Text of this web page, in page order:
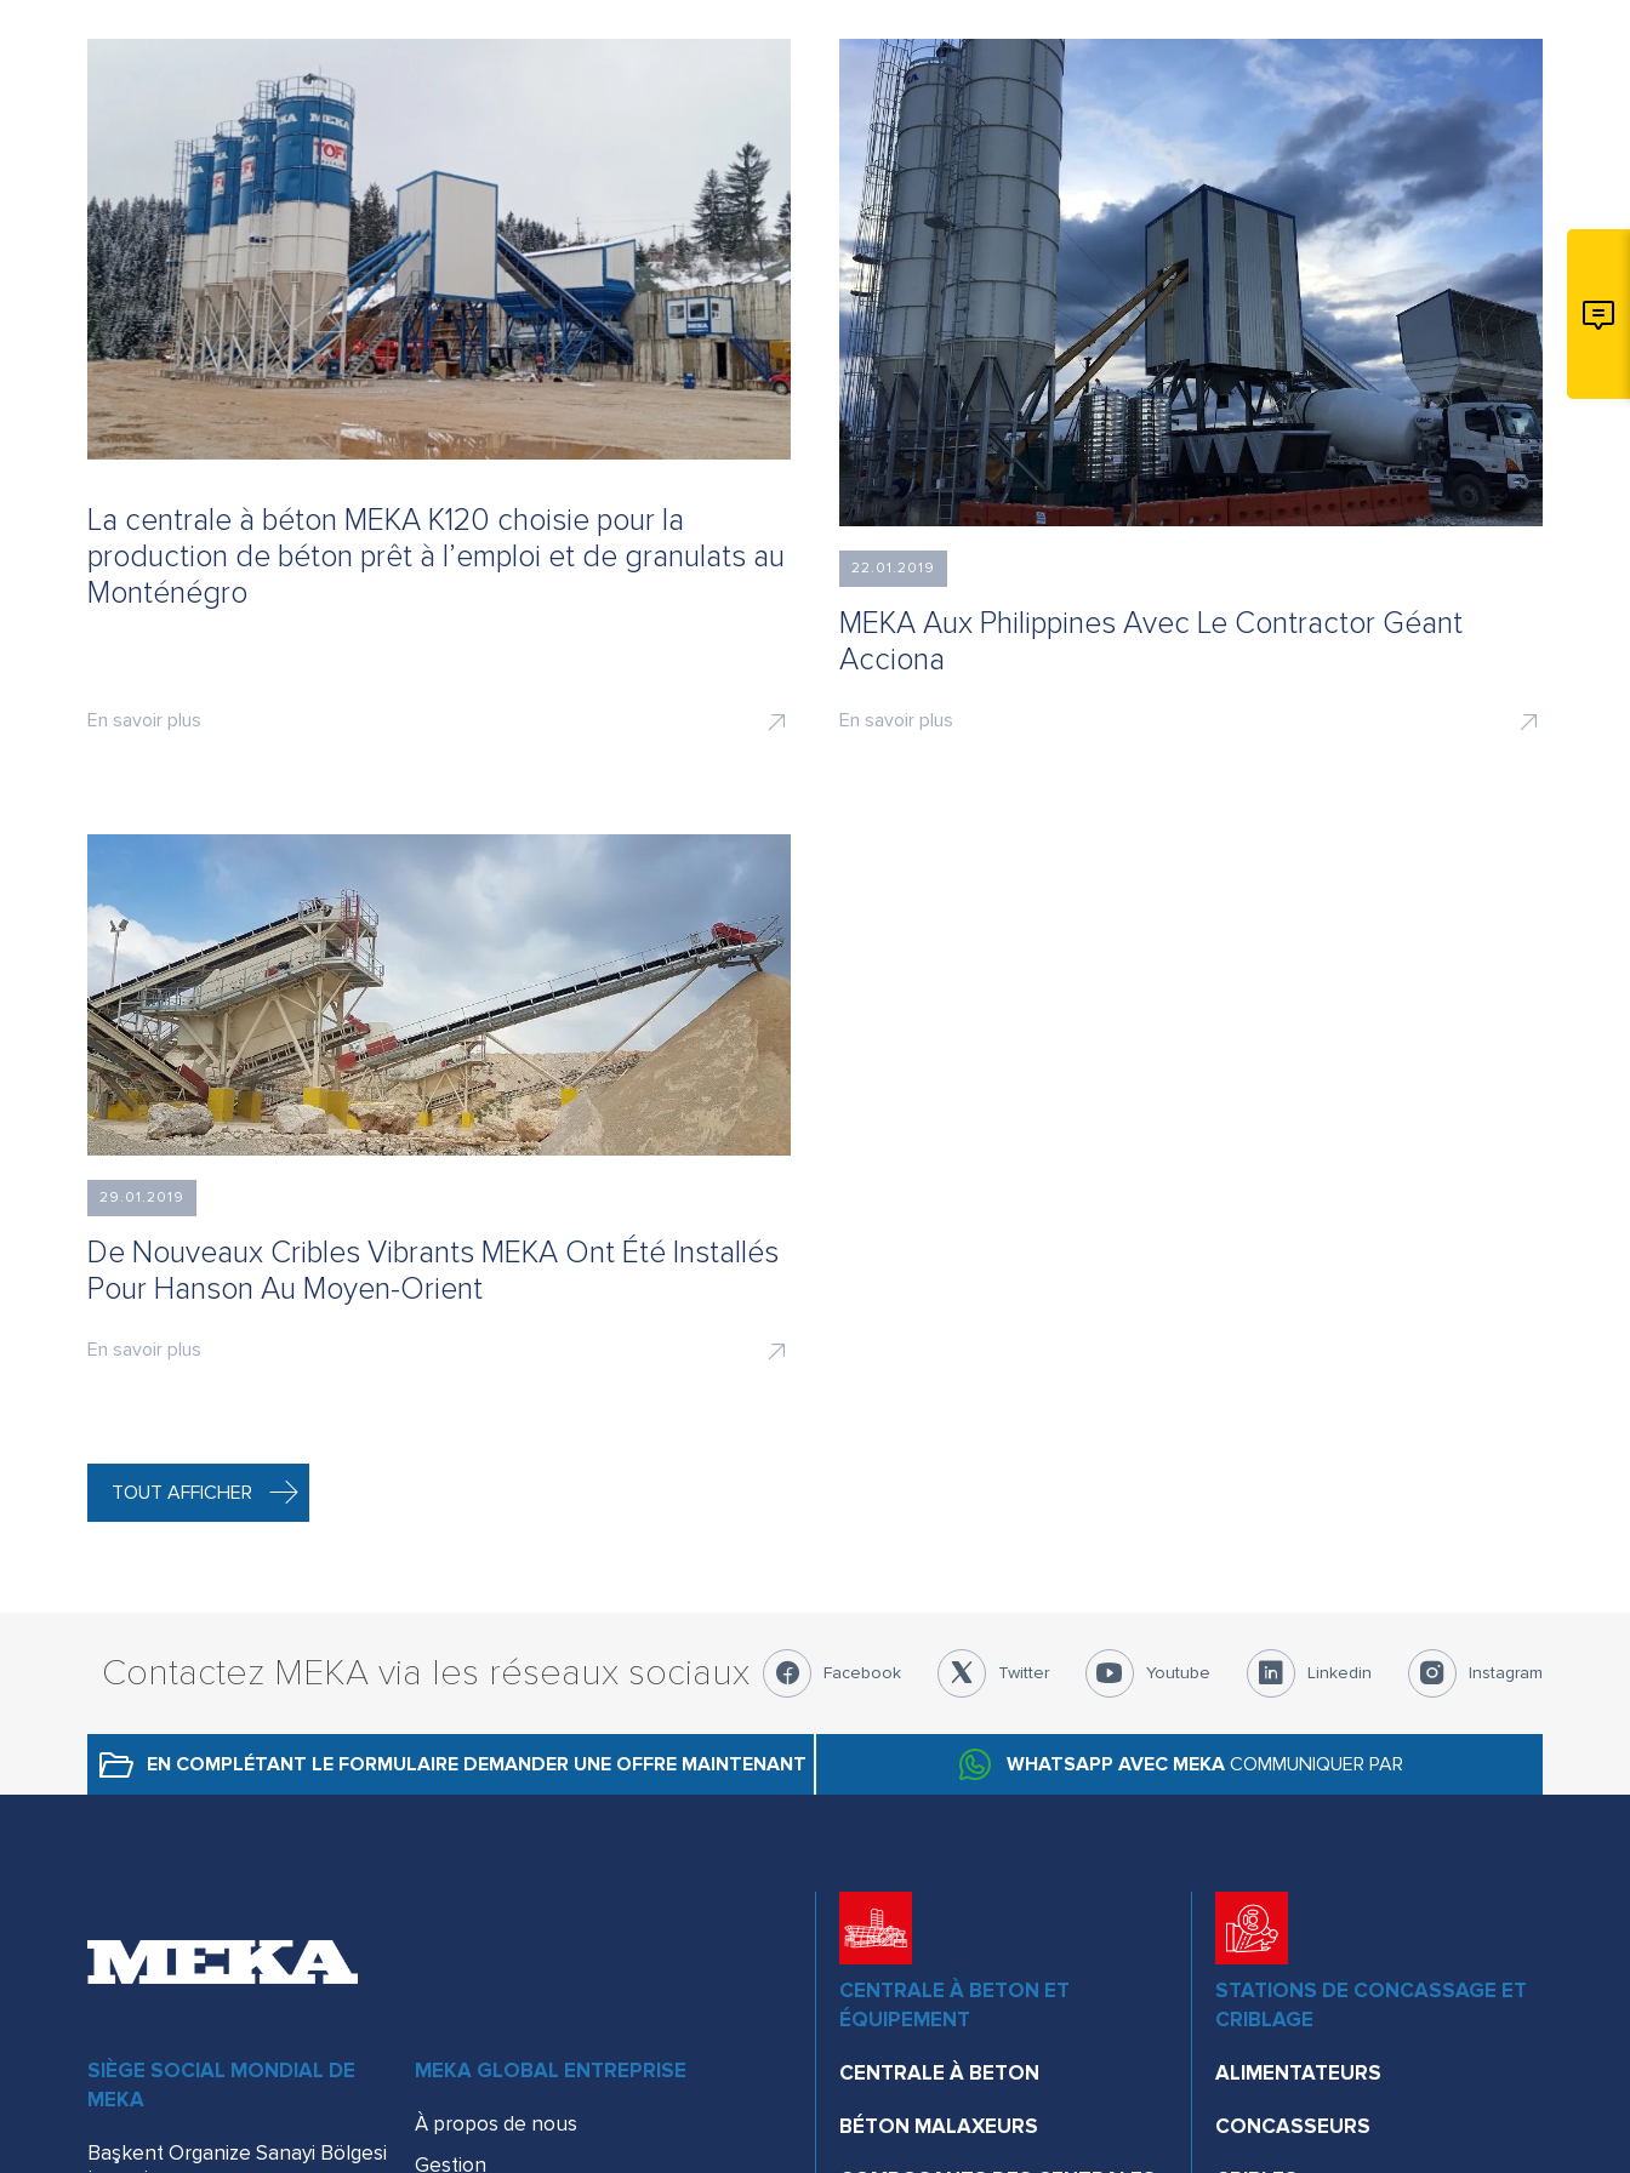
La centrale à béton MEKA K120 choisie pour la
production de béton prêt à l’emploi et de granulats au
Monténégro
En savoir plus
22.01.2019
MEKA Aux Philippines Avec Le Contractor Géant
Acciona
En savoir plus
29.01.2019
De Nouveaux Cribles Vibrants MEKA Ont Été Installés
Pour Hanson Au Moyen-Orient
En savoir plus
TOUT AFFICHER
Contactez MEKA via les réseaux sociaux Facebook Twitter Youtube Linkedin Instagram
EN COMPLÉTANT LE FORMULAIRE DEMANDER UNE OFFRE MAINTENANT WHATSAPP AVEC MEKA COMMUNIQUER PAR
CENTRALE À BETON ET
ÉQUIPEMENT
CENTRALE À BETON
BÉTON MALAXEURS
STATIONS DE CONCASSAGE ET
CRIBLAGE
ALIMENTATEURS
CONCASSEURS
SIÈGE SOCIAL MONDIAL DE
MEKA
Başkent Organize Sanayi Bölgesi
MEKA GLOBAL ENTREPRISE
À propos de nous
Gestion